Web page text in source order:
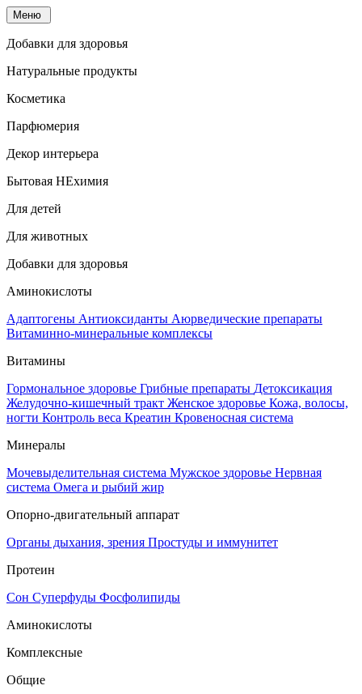
Меню
Добавки для здоровья
Натуральные продукты
Косметика
Парфюмерия
Декор интерьера
Бытовая НЕхимия
Для детей
Для животных
Добавки для здоровья
Аминокислоты
Адаптогены Антиоксиданты Аюрведические препараты
Витаминно-минеральные комплексы
Витамины
Гормональное здоровье Грибные препараты Детоксикация
Желудочно-кишечный тракт Женское здоровье Кожа, волосы,
ногти Контроль веса Креатин Кровеносная система
Минералы
Мочевыделительная система Мужское здоровье Нервная
система Омега и рыбий жир
Опорно-двигательный аппарат
Органы дыхания, зрения Простуды и иммунитет
Протеин
Сон Суперфуды Фосфолипиды
Аминокислоты
Комплексные
Общие